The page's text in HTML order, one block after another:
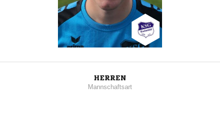
HERREN
Mannschaftsart